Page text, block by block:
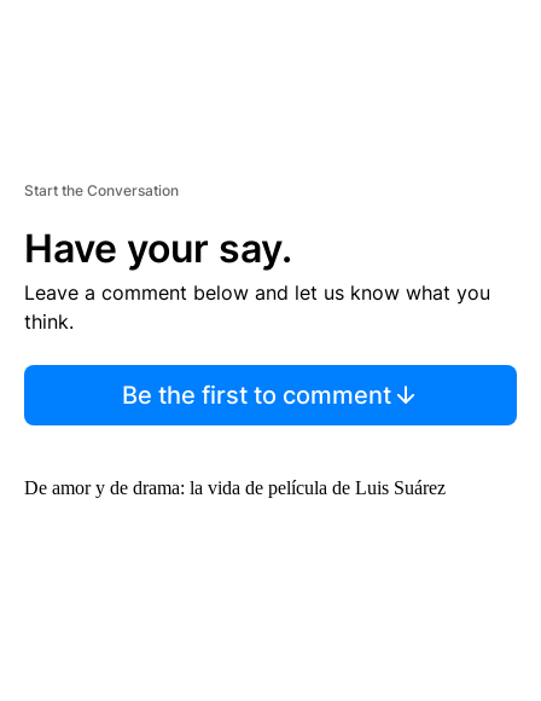
Start the Conversation
Have your say.
Leave a comment below and let us know what you
think.
Be the first to comment
De amor y de drama: la vida de película de Luis Suárez